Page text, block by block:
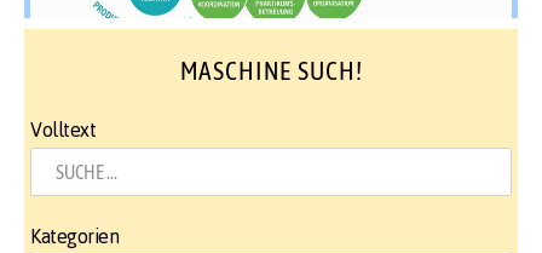
MASCHINE SUCH!
Volltext
Kategorien